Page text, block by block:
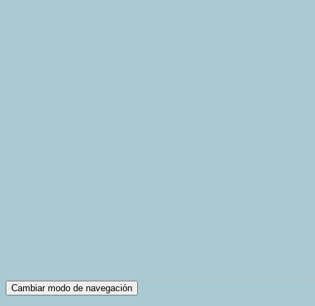
Cambiar modo de navegación